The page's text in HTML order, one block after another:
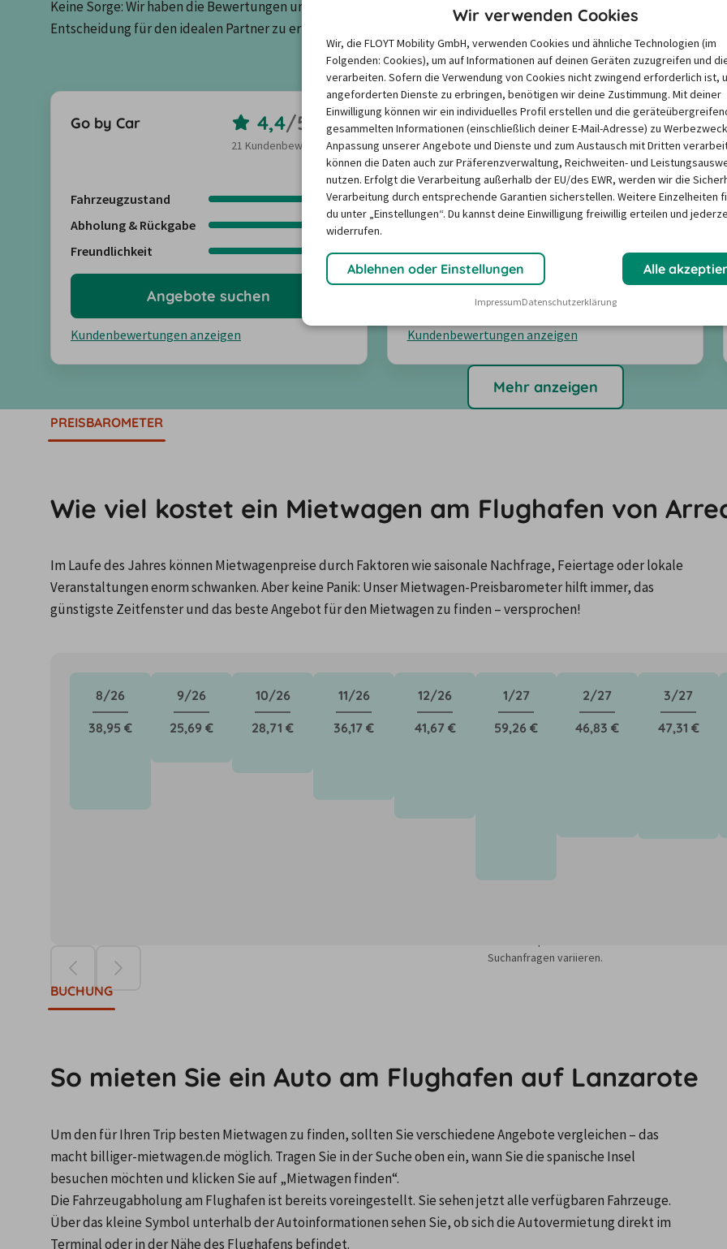
Keine Sorge: Wir haben die Bewertungen unserer Kunden zusammengestellt, um die
Entscheidung für den idealen Partner zu erleichtern.
Go by Car 4,4/5,0
21 Kundenbewertungen
Fahrzeugzustand
4,5
Abholung & Rückgabe
4,3
Freundlichkeit
4,4
Kundenbewertungen anzeigen
Angebote suchen
Budget 3,9/5,0
20 Kundenbewertungen
Fahrzeugzustand
4,1
Abholung & Rückgabe
Freundlichkeit
3,7
Kundenbewertungen anzeigen
Angebote suchen
Mehr anzeigen
PREISBAROMETER
Wie viel kostet ein Mietwagen am Flughafen von
Im Laufe des Jahres können Mietwagenpreise durch Faktoren wie saisonale Nachfrage, Feiertage oder lokale
Veranstaltungen enorm schwanken. Aber keine Panik: Unser Mietwagen-Preisbarometer hilft immer, das
günstigste Zeitfenster und das beste Angebot für den Mietwagen zu finden – versprochen!
8/26
38,95 €
9/26
25,69 €
10/26
28,71 €
11/26
36,17 €
12/26
41,67 €
1/27
59,26 €
2/27
46,83 €
3/27
47,31 €
Suchanfragen variieren.
BUCHUNG
So mieten Sie ein Auto am Flughafen auf Lanzarote
Um den für Ihren Trip besten Mietwagen zu finden, sollten Sie verschiedene Angebote vergleichen – das
macht billiger-mietwagen.de möglich. Tragen Sie in der Suche oben ein, wann Sie die spanische Insel
besuchen möchten und klicken Sie auf „Mietwagen finden“.
Die Fahrzeugabholung am Flughafen ist bereits voreingestellt. Sie sehen jetzt alle verfügbaren Fahrzeuge.
Über das kleine Symbol unterhalb der Autoinformationen sehen Sie, ob sich die Autovermietung direkt im
Terminal oder in der Nähe des Flughafens befindet.
Wir verwenden Cookies
Wir, die FLOYT Mobility GmbH, verwenden Cookies und ähnliche Technologien (im
Folgenden: Cookies), um auf Informationen auf deinen Geräten zuzugreifen und
verarbeiten. Sofern die Verwendung von Cookies nicht zwingend erforderlich ist,
angeforderten Dienste zu erbringen, benötigen wir deine Zustimmung. Mit deiner
Einwilligung können wir ein individuelles Profil erstellen und die
gesammelten Informationen (einschließlich deiner E-Mail-Adresse) zu
Anpassung unserer Angebote und Dienste und zum Austausch mit Dritten
können die Daten auch zur Präferenzverwaltung, Reichweiten- und
nutzen. Erfolgt die Verarbeitung außerhalb der EU/des EWR, werden wir die
Verarbeitung durch entsprechende Garantien sicherstellen. Weitere Einzelheiten
du unter „Einstellungen“. Du kannst deine Einwilligung freiwillig erteilen und
widerrufen.
Ablehnen oder Einstellungen Alle
ImpressumDatenschutzerklärung